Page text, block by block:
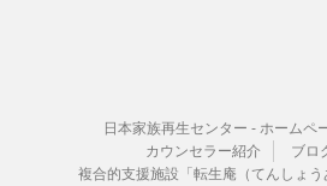
日本家族再生センター - ホームペ
カウンセラー紹介
ブロ
複合的支援施設「転生庵（てんしょう